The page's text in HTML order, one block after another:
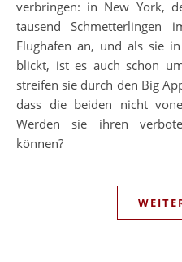
verbringen: in New York,
tausend Schmetterlingen
Flughafen an, und als sie
blickt, ist es auch schon
streifen sie durch den Big
dass die beiden nicht
Werden sie ihren
können?